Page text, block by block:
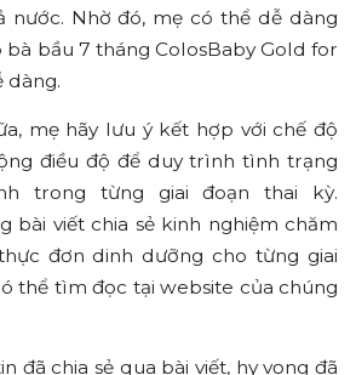
nước. Nhờ đó, mẹ có thể dễ dàng
bà bầu 7 tháng ColosBaby Gold for
dàng.
mẹ hãy lưu ý kết hợp với chế độ
điều độ để duy trình tình trạng
trong từng giai đoạn thai kỳ.
bài viết chia sẻ kinh nghiệm chăm
đơn dinh dưỡng cho từng giai
thể tìm đọc tại website của chúng
đã chia sẻ qua bài viết, hy vọng đã